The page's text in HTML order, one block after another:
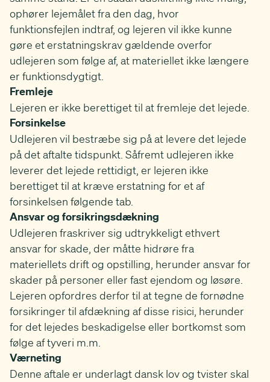
ophører lejemålet fra den dag, hvor
funktionsfejlen indtraf, og lejeren vil ikke kunne
gøre et erstatningskrav gældende overfor
udlejeren som følge af, at materiellet ikke længere
er funktionsdygtigt.
Fremleje
Lejeren er ikke berettiget til at fremleje det lejede.
Forsinkelse
Udlejeren vil bestræbe sig på at levere det lejede
på det aftalte tidspunkt. Såfremt udlejeren ikke
leverer det lejede rettidigt, er lejeren ikke
berettiget til at kræve erstatning for et af
forsinkelsen følgende tab.
Ansvar og forsikringsdækning
Udlejeren fraskriver sig udtrykkeligt ethvert
ansvar for skade, der måtte hidrøre fra
materiellets drift og opstilling, herunder ansvar for
skader på personer eller fast ejendom og løsøre.
Lejeren opfordres derfor til at tegne de fornødne
forsikringer til afdækning af disse risici, herunder
for det lejedes beskadigelse eller bortkomst som
følge af tyveri m.m.
Værneting
Denne aftale er underlagt dansk lov og tvister skal